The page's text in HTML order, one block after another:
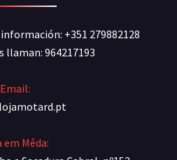
+351 279882128
llaman: 964217193
Email:
em Mêda: